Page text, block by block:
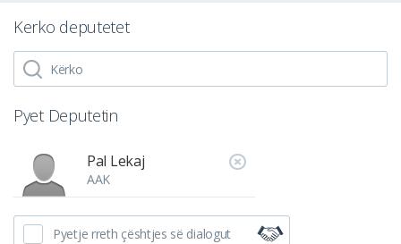
Kerko deputetet
Pyet Deputetin
Pal Lekaj
AAK
Pyetje rreth çështjes së dialogut